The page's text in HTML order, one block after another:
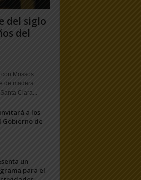
del siglo
del
Mossos
de madera
Clara...
a los
Gobierno de
un
para el